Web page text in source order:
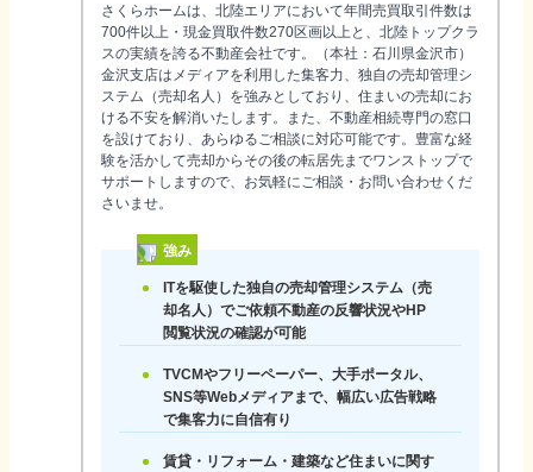
さくらホームは、北陸エリアにおいて年間売買取引件数は
700件以上・現金買取件数270区画以上と、北陸トップクラ
スの実績を誇る不動産会社です。（本社：石川県金沢市）
金沢支店はメディアを利用した集客力、独自の売却管理シ
ステム（売却名人）を強みとしており、住まいの売却にお
ける不安を解消いたします。また、不動産相続専門の窓口
を設けており、あらゆるご相談に対応可能です。豊富な経
験を活かして売却からその後の転居先までワンストップで
サポートしますので、お気軽にご相談・お問い合わせくだ
さいませ。
強み
ITを駆使した独自の売却管理システム（売
却名人）でご依頼不動産の反響状況やHP
閲覧状況の確認が可能
TVCMやフリーペーパー、大手ポータル、
SNS等Webメディアまで、幅広い広告戦略
で集客力に自信有り
賃貸・リフォーム・建築など住まいに関す